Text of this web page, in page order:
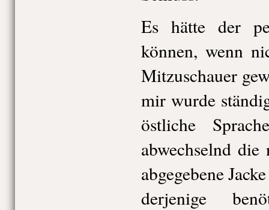
Es hätte der
können, wenn
Mitzuschauer
mir wurde
östliche
abwechselnd
abgegebene
derjenige